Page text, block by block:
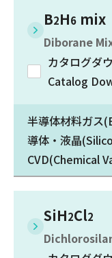
B2H6
Diborane
カタログダ
Catalog
半導体材料ガス
導体・液晶
CVD(Chemical
SiH2Cl2